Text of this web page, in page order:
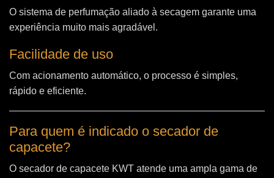
O sistema de perfumação aliado à secagem garante uma
experiência muito mais agradável.
Facilidade de uso
Com acionamento automático, o processo é simples,
rápido e eficiente.
Para quem é indicado o secador de
capacete?
O secador de capacete KWT atende uma ampla gama de